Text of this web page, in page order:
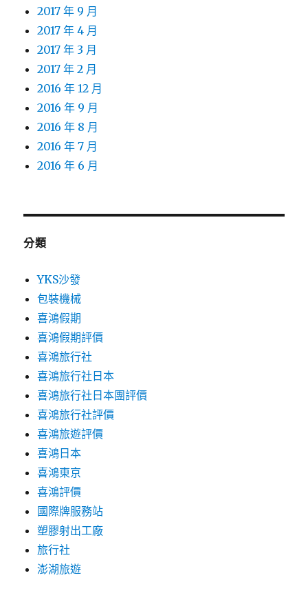
2017 年 9 月
2017 年 4 月
2017 年 3 月
2017 年 2 月
2016 年 12 月
2016 年 9 月
2016 年 8 月
2016 年 7 月
2016 年 6 月
分類
YKS沙發
包裝機械
喜鴻假期
喜鴻假期評價
喜鴻旅行社
喜鴻旅行社日本
喜鴻旅行社日本團評價
喜鴻旅行社評價
喜鴻旅遊評價
喜鴻日本
喜鴻東京
喜鴻評價
國際牌服務站
塑膠射出工廠
旅行社
澎湖旅遊